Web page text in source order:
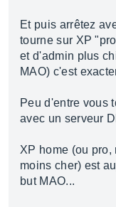
Et puis arrêtez
tourne sur XP
et d'admin plus
MAO) c'est
Peu d'entre vous
avec un serveur
XP home (ou
moins cher) est
but MAO...